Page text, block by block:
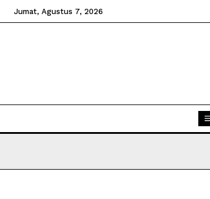
Jumat, Agustus 7, 2026